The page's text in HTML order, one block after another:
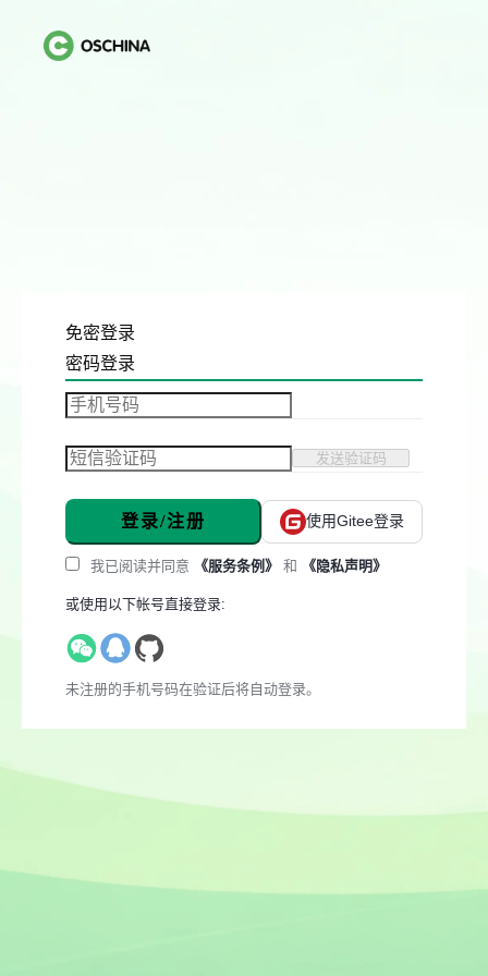
免密登录
密码登录
发送验证码
登录/注册 使用Gitee登录
我已阅读并同意 《服务条例》 和 《隐私声明》
或使用以下帐号直接登录:
未注册的手机号码在验证后将自动登录。